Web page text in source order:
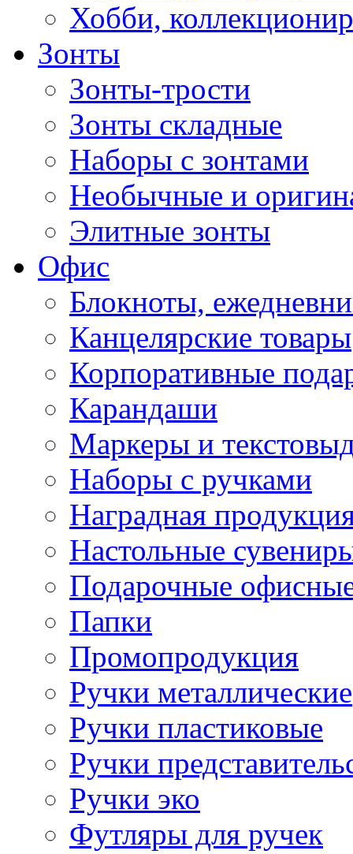
Хобби,
Зонты
Зонты-трости
Зонты складные
Наборы с зонтами
Необычные и
Элитные зонты
Офис
Блокноты,
Канцелярские товары
Корпоративные
Карандаши
Маркеры и
Наборы с ручками
Наградная
Настольные
Подарочные
Папки
Промопродукция
Ручки металлические
Ручки пластиковые
Ручки
Ручки эко
Футляры для ручек